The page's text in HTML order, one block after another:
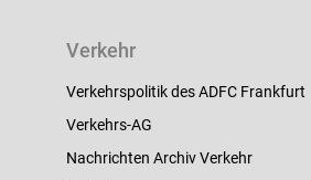
Verkehr
Verkehrspolitik des ADFC Frankfurt
Verkehrs-AG
Nachrichten Archiv Verkehr